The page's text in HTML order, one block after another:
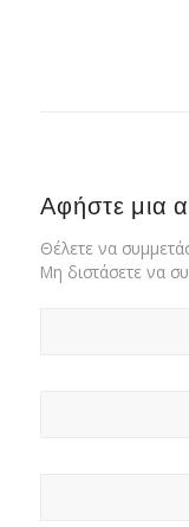
Αφήστε μια
Θέλετε να
Μη διστάσετε να